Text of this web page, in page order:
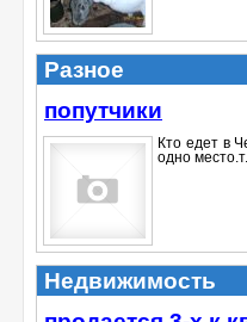
Разное
попутчики
Кто едет в
одно
Недвижимость